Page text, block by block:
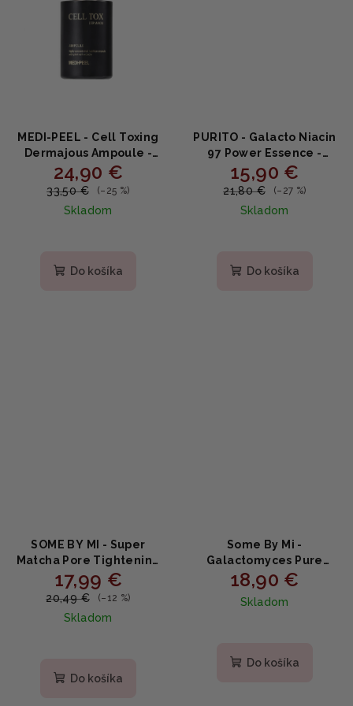
MEDI-PEEL - Cell Toxing
Dermajous Ampoule -
omladzujúca ampulka
100ml
24,90 €
33,50 € (–25 %)
Skladom
Do košíka
PURITO - Galacto Niacin
97 Power Essence -
esencia s Galactomyces
a Niacinamidom 5% 60ml
15,90 €
21,80 € (–27 %)
Skladom
Do košíka
SOME BY MI - Super
Matcha Pore Tightening
Serum - Sťahujúce sérum
s Matcha pre zjemnenie
pórov 50ml
17,99 €
20,49 € (–12 %)
Skladom
Do košíka
Some By Mi -
Galactomyces Pure
Vitamin C Glow Serum -
Rozjasňujúce sérum s
vitamínom C 30ml
18,90 €
Skladom
Do košíka